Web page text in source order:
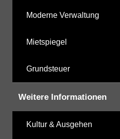
Moderne Verwaltung
Mietspiegel
Grundsteuer
Weitere Informationen
Kultur & Ausgehen